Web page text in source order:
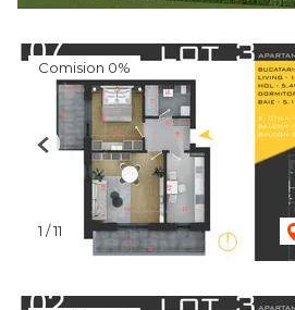
Comision 0%
1 /11
Previous